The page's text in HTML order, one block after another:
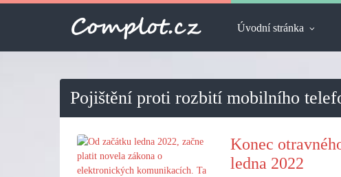
Úvodní stránka
Pojištění proti rozbití mobilního
Konec
ledna 2022